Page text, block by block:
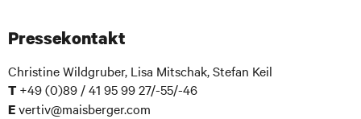
Pressekontakt
Christine Wildgruber, Lisa Mitschak, Stefan Keil
T +49 (0)89 / 41 95 99 27/-55/-46
Evertiv@maisberger.com